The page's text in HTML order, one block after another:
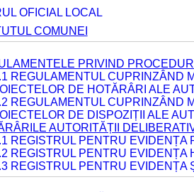
OFICIAL LOCAL
COMUNEI
PRIVIND
REGULAMENTUL CUPRINZÂND
DE HOTĂRÂRI ALE
REGULAMENTUL CUPRINZÂND
DE DISPOZIȚII ALE
AUTORITĂȚII
REGISTRUL PENTRU EVIDENȚA
REGISTRUL PENTRU EVIDENȚA
REGISTRUL PENTRU EVIDENȚA